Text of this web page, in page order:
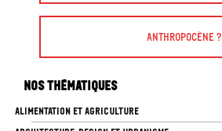
Anthropocène ?
Nos thématiques
ALIMENTATION ET AGRICULTURE